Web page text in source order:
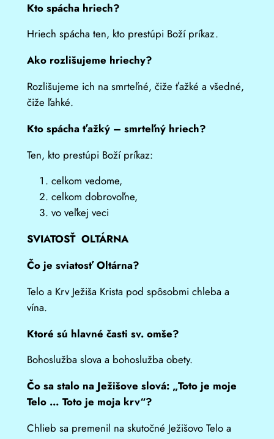
Kto spácha hriech?
Hriech spácha ten, kto prestúpi Boží príkaz.
Ako rozlišujeme hriechy?
Rozlišujeme ich na smrteľné, čiže ťažké a všedné,
čiže ľahké.
Kto spácha ťažký – smrteľný hriech?
Ten, kto prestúpi Boží príkaz:
celkom vedome,
celkom dobrovoľne,
vo veľkej veci
SVIATOSŤ OLTÁRNA
Čo je sviatosť Oltárna?
Telo a Krv Ježiša Krista pod spôsobmi chleba a
vína.
Ktoré sú hlavné časti sv. omše?
Bohoslužba slova a bohoslužba obety.
Čo sa stalo na Ježišove slová: „Toto je moje
Telo … Toto je moja krv“?
Chlieb sa premenil na skutočné Ježišovo Telo a